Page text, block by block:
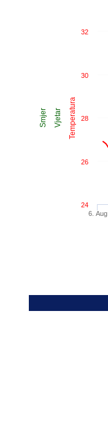
Temperatura
Vjetar
Smjer
6. Aug
24
26
28
30
32